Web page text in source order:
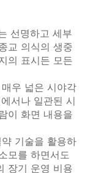
선명하고 세부
교 의식의 생중
의 표시든 모든
우 넓은 시야각
서나 일관된 시
이 화면 내용을
기술을 활용하
모를 하면서도
장기 운영 비용